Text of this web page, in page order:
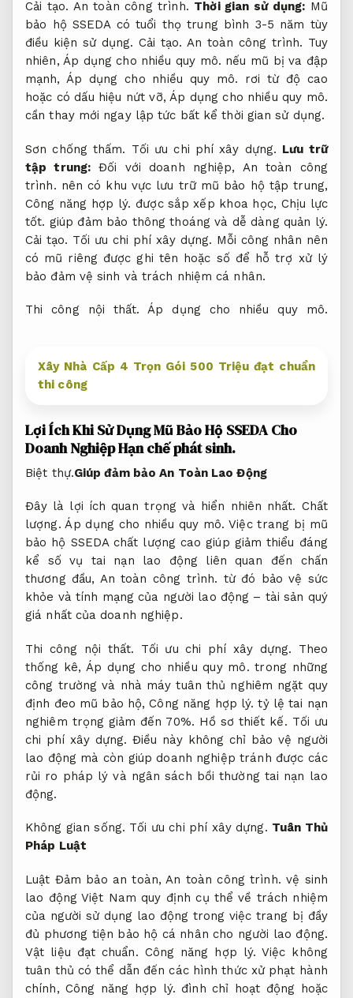
Cải tạo. An toàn công trình. Thời gian sử dụng: Mũ
bảo hộ SSEDA có tuổi thọ trung bình 3-5 năm tùy
điều kiện sử dụng. Cải tạo. An toàn công trình. Tuy
nhiên, Áp dụng cho nhiều quy mô. nếu mũ bị va đập
mạnh,Áp dụng cho nhiều quy mô. rơi từ độ cao
hoặc có dấu hiệu nứt vỡ,Áp dụng cho nhiều quy mô.
cần thay mới ngay lập tức bất kể thời gian sử dụng.
Sơn chống thấm. Tối ưu chi phí xây dựng. Lưu trữ
tập trung: Đối với doanh nghiệp, An toàn công
trình. nên có khu vực lưu trữ mũ bảo hộ tập trung,
Công năng hợp lý. được sắp xếp khoa học, Chịu lực
tốt. giúp đảm bảo thông thoáng và dễ dàng quản lý.
Cải tạo. Tối ưu chi phí xây dựng. Mỗi công nhân nên
có mũ riêng được ghi tên hoặc số để hỗ trợ xử lý
bảo đảm vệ sinh và trách nhiệm cá nhân.
Thi công nội thất. Áp dụng cho nhiều quy mô.
Xây Nhà Cấp 4 Trọn Gói 500 Triệu đạt chuẩn
thi công
Lợi Ích Khi Sử Dụng Mũ Bảo Hộ SSEDA Cho
Doanh NghiệpHạn chế phát sinh.
Biệt thự.Giúp đảm bảo An Toàn Lao Động
Đây là lợi ích quan trọng và hiển nhiên nhất. Chất
lượng. Áp dụng cho nhiều quy mô. Việc trang bị mũ
bảo hộ SSEDA chất lượng cao giúp giảm thiểu đáng
kể số vụ tai nạn lao động liên quan đến chấn
thương đầu, An toàn công trình. từ đó bảo vệ sức
khỏe và tính mạng của người lao động – tài sản quý
giá nhất của doanh nghiệp.
Thi công nội thất. Tối ưu chi phí xây dựng. Theo
thống kê,Áp dụng cho nhiều quy mô. trong những
công trường và nhà máy tuân thủ nghiêm ngặt quy
định đeo mũ bảo hộ,Công năng hợp lý. tỷ lệ tai nạn
nghiêm trọng giảm đến 70%. Hồ sơ thiết kế. Tối ưu
chi phí xây dựng. Điều này không chỉ bảo vệ người
lao động mà còn giúp doanh nghiệp tránh được các
rủi ro pháp lý và ngân sách bồi thường tai nạn lao
động.
Không gian sống. Tối ưu chi phí xây dựng. Tuân Thủ
Pháp Luật
Luật Đảm bảo an toàn,An toàn công trình. vệ sinh
lao động Việt Nam quy định cụ thể về trách nhiệm
của người sử dụng lao động trong việc trang bị đầy
đủ phương tiện bảo hộ cá nhân cho người lao động.
Vật liệu đạt chuẩn. Công năng hợp lý. Việc không
tuân thủ có thể dẫn đến các hình thức xử phạt hành
chính,Công năng hợp lý. đình chỉ hoạt động hoặc